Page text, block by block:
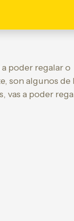
poder regalar o
son algunos de
vas a poder